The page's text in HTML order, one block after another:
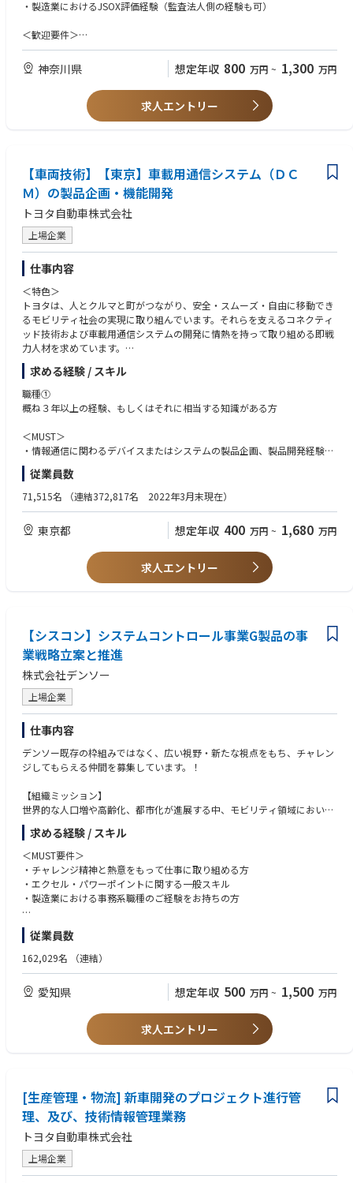
・製造業におけるJSOX評価経験（監査法人側の経験も可）
＜歓迎要件＞
・製造業経験
・CIA、内部監査士の資格
＜求める人物像＞
• 自律的に動ける
• 論理的に整理でき、 課題を構造化できる
神奈川県 想定年収 800 万円 ~ 1,300 万円
求人エントリー
【車両技術】【東京】車載用通信システム（ＤＣ
Ｍ）の製品企画・機能開発
トヨタ自動車株式会社
上場企業
仕事内容
＜特色＞
トヨタは、人とクルマと町がつながり、安全・スムーズ・自由に移動でき
るモビリティ社会の実現に取り組んでいます。それらを支えるコネクティ
ッド技術および車載用通信システムの開発に情熱を持って取り組める即戦
力人材を求めています。
＜概要＞
「つながる」技術でクルマの新しい魅力、新価値を創造し、モビリティ社
会の発展に貢献するため、車載用通信機器を開発しています。車載用通信
する通信端末機器(DCM：Data Communication Module)の開発や、端末の
制御・通信仕様の開発を実施しています。
＜詳細＞
以下３職種を募集しております。以下、いずれかの業務を担当いただきま
す.
職種①DCMの製品企画、プロジェクトマネージメント
職種③DCMのミドルウェア、アプリケーションソフトウェアの開発、評価
求める経験 / スキル
職種①
概ね３年以上の経験、もしくはそれに相当する知識がある方
＜MUST＞
・情報通信に関わるデバイスまたはシステムの製品企画、製品開発経験
＜WANT＞
・車載ECU企画、開発における要求仕様開発、製品評価のいずれかの経験
求仕様開発、製品評価のいずれかの経験
・通信モジュール、チップセット開発における要求仕様開発、ソフトウェ
ア開発、製品評価のいずれかの経験
・上記開発におけるチームリーダーもしくはマネージャー経験
＜MUST＞
・情報通信に関わるデバイスまたはシステムの製品企画、製品開発経験
・上記開発経験における要求仕様開発、製品評価のいずれかの経験
＜WANT＞
・車載ECU開発における要求仕様開発、製品評価のいずれかの経験
・ゲートウェイ、ルータ、スイッチ等のネットワーク機器開発における要
求仕様開発、製品評価のいずれかの経験
・ゲートウェイ、ルータ、スイッチ等のネットワーク機器を使用したネッ
トワーク設計、評価の経験
いずれかの経験
・上記開発におけるチームリーダーもしくはマネージャー経験
職種③
概ね３年以上の経験、もしくはそれに相当する知識がある方
＜MUST＞
・情報通信に関わるデバイスまたはシステムの製品開発経験
・上記開発経験におけるソフトウェア開発の経験
＜WANT＞
・車載ECU開発におけるソフトウェア開発の経験
・ゲートウェイ、ルータ、スイッチ等のネットワーク機器開発におけるソ
フトウェア開発の経験
・通信モジュール、チップセット開発におけるソフトウェア開発の経験
・上記開発におけるチームリーダーもしくはマネージャー経験
従業員数
71,515名 （連結372,817名 2022年3月末現在）
東京都 想定年収 400 万円 ~ 1,680 万円
求人エントリー
【シスコン】システムコントロール事業G製品の事
業戦略立案と推進
株式会社デンソー
上場企業
仕事内容
デンソー既存の枠組みではなく、広い視野・新たな視点をもち、チャレン
ジしてもらえる仲間を募集しています。！
【組織ミッション】
世界的な人口増や高齢化、都市化が進展する中、モビリティ領域において
も、脱炭素対応や交通事故低減、交通渋滞緩和などの多くの課題があり、I
oT・AIの進化とあいまって、電動化、自動運転、コネクティッドなど新し
いソリューションの実装が進展しています。この環境下、先進デバイス事
業グループでは、社会とお客様への貢献を軸に、センシング・メカトロニ
クス技術の融合や半導体技術の差別化によるシステム価値向上を目指して
います。
電動化、ADADAS領域における半導体を活用したセンサ製品について、事
業戦略の立案・推進と、製品売価・原価の造りこみを行い、事業成長と事
業採算に貢献します。（詳細下記）
【業務の詳細】
し、技術部・製造部などの関連部署と協力し、市場・競合・自社の各種情
報収集と分析をとおして事業戦略を立案・推進します。事業戦略には、製
ます。
3. 目標売価から目標原価を設定し、その実現のための活動をリードしま
す。 設計仕様に基づく原価見積もりを実施し、直材費（調達部）・加工
費（製造部、他）の改善のためのVE・VA、コストダウン活動をプロジェク
トリーダーとして推進します。
求める経験 / スキル
＜MUST要件＞
・チャレンジ精神と熱意をもって仕事に取り組める方
・エクセル・パワーポイントに関する一般スキル
・製造業における事務系職種のご経験をお持ちの方
＜WANT要件＞
・主体的に考えて、自律的に動ける方
・関係者を巻き込みながら業務を推進できる方
・企画提案力、構想力のある方
・戦略思考、論理的思考の出来る方
・製造業での原価管理経験、原価低減活動経験
・モノづくりの基礎知識、原価低減活動経験
従業員数
162,029名 （連結）
愛知県 想定年収 500 万円 ~ 1,500 万円
求人エントリー
[生産管理・物流] 新車開発のプロジェクト進行管
理、及び、技術情報管理業務
トヨタ自動車株式会社
上場企業